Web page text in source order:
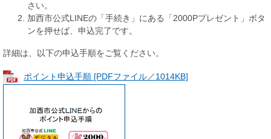
さい。
加西市公式LINEの「手続き」にある「2000Pプレゼント」ボタ
ンを押せば、申込完了です。
詳細は、以下の申込手順をご覧ください。
ポイント申込手順 [PDFファイル／1014KB]